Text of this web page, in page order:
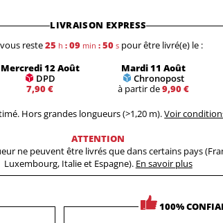
LIVRAISON EXPRESS
reste25 h : 09 min : 49 s pour être livré(e) le :
Mercredi 12 Août
DPD
7,90 €
Mardi 11 Août
Chronopost
à partir de9,90 €
Hors grandes longueurs (>1,20 m).Voir
ATTENTION
ne peuvent être livrés que dans certains pays
Luxembourg, Italie et Espagne). En savoir plus
100%